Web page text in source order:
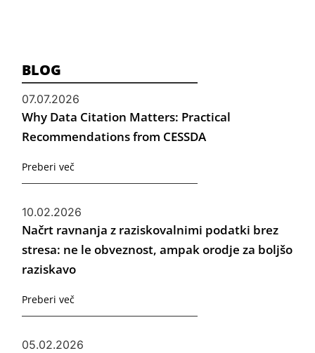
BLOG
07.07.2026
Why Data Citation Matters: Practical
Recommendations from CESSDA
Preberi več
10.02.2026
Načrt ravnanja z raziskovalnimi podatki brez
stresa: ne le obveznost, ampak orodje za boljšo
raziskavo
Preberi več
05.02.2026